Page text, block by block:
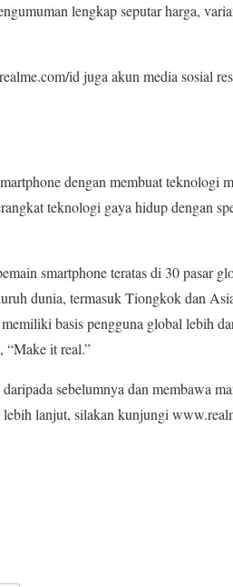
lengkap seputar harga,
id juga akun media sosial
dengan membuat teknologi
teknologi gaya hidup dengan
smartphone teratas di 30 pasar
dunia, termasuk Tiongkok dan
basis pengguna global lebih
“Make it real.”
sebelumnya dan membawa
lanjut, silakan kunjungi